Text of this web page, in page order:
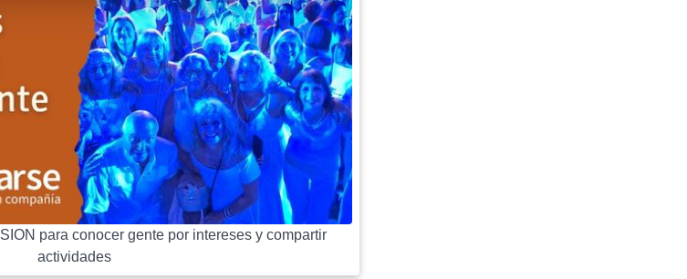
para conocer gente por intereses y compartir
actividades